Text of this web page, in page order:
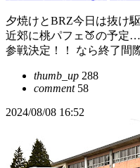
夕焼けとBRZ今日は抜け
近郊に桃パフェ🍑の予定
参戦決定！！ なら終了間
thumb_up 288
comment58
2024/08/08 16:52